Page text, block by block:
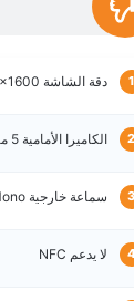
دقة الشاشة HD+ 720×1600 بكثافة 260 بكسل فقط
الكاميرا الأمامية 5 ميجا بكسل أساسية للاستخدام اليومي
سماعة خارجية Mono
لا يدعم NFC